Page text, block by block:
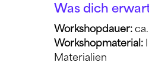
Was dich
Workshopdauer:
Workshopmaterial:
Materialien